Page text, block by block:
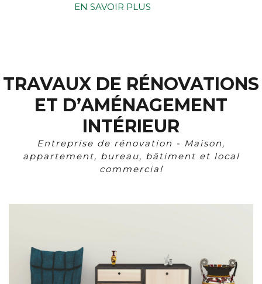
EN SAVOIR PLUS
TRAVAUX DE RÉNOVATIONS
ET D’AMÉNAGEMENT
INTÉRIEUR
Entreprise de rénovation - Maison,
appartement, bureau, bâtiment et local
commercial